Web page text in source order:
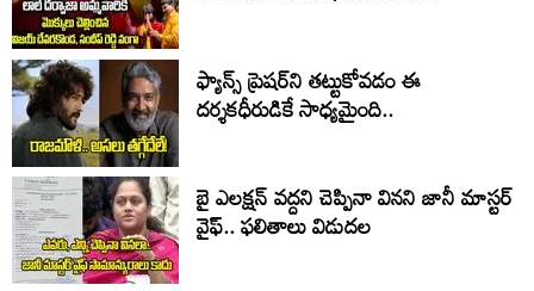
ఫ్యాన్స్‌ ప్రెషర్‌ని తట్టుకోవడం ఈ
దర్శకధీరుడికే సాధ్యమైంది..
బై ఎలక్షన్ వద్దని చెప్పినా వినని జానీ మాస్టర్
వైఫ్.. ఫలితాలు విడుదల